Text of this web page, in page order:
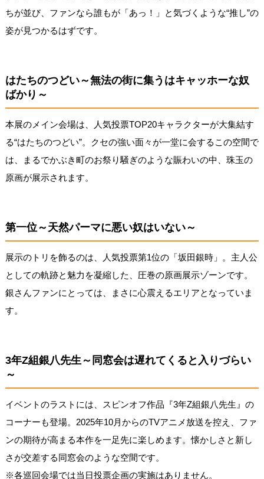
ちが並び、ファンなら誰もが「あっ！」と気づくような“推し”の
姿が見つかるはずです。
はたちのつどい～無法の街に集うはキャッホーな奴
ばかり～
本展のメイン会場は、人気投票TOP20キャラクターが大集結す
る“はたちのつどい”。クセの強い面々が一堂に会するこの空間で
は、まるでかぶき町のお祭り騒ぎのような賑わいの中、珠玉の
原画が展示されます。
第一位～天然パーマに悪い奴はいない～
展示のトリを飾るのは、人気投票第1位の「坂田銀時」。主人公
としての軌跡と魅力を凝縮した、圧巻の原画展示ゾーンです。
銀さんファンにとっては、まさに心震えるエリアとなっていま
す。
3年Z組銀八先生～同窓会は遅れてくると入りづらい
～
イベントのラストには、スピンオフ作品『3年Z組銀八先生』の
コーナーも登場。2025年10月からのTVアニメ放送を控え、ファ
ンの期待が高まる本作を一足先に楽しめます。懐かしさと新し
さが交差する同窓会のような空間です。
※各巡回会場では当日投票企画の実施はありません。